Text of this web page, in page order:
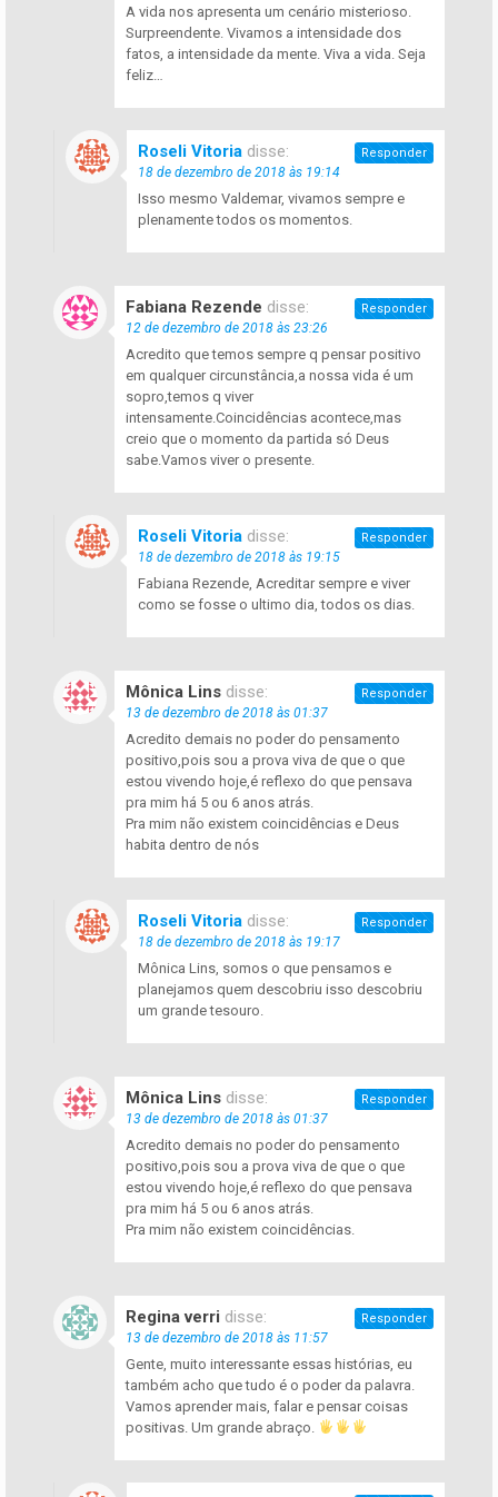
A vida nos apresenta um cenário misterioso.
Surpreendente. Vivamos a intensidade dos
fatos, a intensidade da mente. Viva a vida. Seja
feliz…
Roseli Vitoria disse:
18 de dezembro de 2018 às 19:14
Isso mesmo Valdemar, vivamos sempre e
plenamente todos os momentos.
Responder
Fabiana Rezende disse:
12 de dezembro de 2018 às 23:26
Acredito que temos sempre q pensar positivo
em qualquer circunstância,a nossa vida é um
sopro,temos q viver
intensamente.Coincidências acontece,mas
creio que o momento da partida só Deus
sabe.Vamos viver o presente.
Responder
Roseli Vitoria disse:
18 de dezembro de 2018 às 19:15
Fabiana Rezende, Acreditar sempre e viver
como se fosse o ultimo dia, todos os dias.
Responder
Mônica Lins disse:
13 de dezembro de 2018 às 01:37
Acredito demais no poder do pensamento
positivo,pois sou a prova viva de que o que
estou vivendo hoje,é reflexo do que pensava
pra mim há 5 ou 6 anos atrás.
Pra mim não existem coincidências e Deus
habita dentro de nós
Responder
Roseli Vitoria disse:
18 de dezembro de 2018 às 19:17
Mônica Lins, somos o que pensamos e
planejamos quem descobriu isso descobriu
um grande tesouro.
Responder
Mônica Lins disse:
13 de dezembro de 2018 às 01:37
Acredito demais no poder do pensamento
positivo,pois sou a prova viva de que o que
estou vivendo hoje,é reflexo do que pensava
pra mim há 5 ou 6 anos atrás.
Pra mim não existem coincidências.
Responder
Regina verri disse:
13 de dezembro de 2018 às 11:57
Gente, muito interessante essas histórias, eu
também acho que tudo é o poder da palavra.
Vamos aprender mais, falar e pensar coisas
positivas. Um grande abraço.
Responder